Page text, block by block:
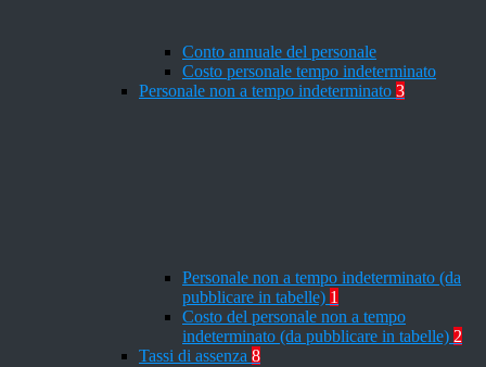
Conto annuale del personale
Costo personale tempo indeterminato
Personale non a tempo indeterminato 3
Personale non a tempo indeterminato (da
pubblicare in tabelle) 1
Costo del personale non a tempo
indeterminato (da pubblicare in tabelle) 2
Tassi di assenza 8